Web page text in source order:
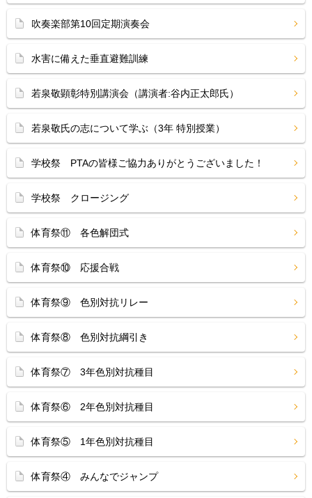
吹奏楽部第10回定期演奏会
水害に備えた垂直避難訓練
若泉敬顕彰特別講演会（講演者:谷内正太郎氏）
若泉敬氏の志について学ぶ（3年 特別授業）
学校祭 PTAの皆様ご協力ありがとうございました！
学校祭 クロージング
体育祭⑪ 各色解団式
体育祭⑩ 応援合戦
体育祭⑨ 色別対抗リレー
体育祭⑧ 色別対抗綱引き
体育祭⑦ 3年色別対抗種目
体育祭⑥ 2年色別対抗種目
体育祭⑤ 1年色別対抗種目
体育祭④ みんなでジャンプ